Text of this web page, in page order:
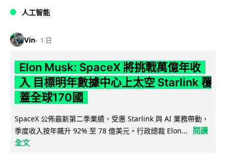
人工智能
Vin 1 日
Elon Musk: SpaceX 將挑戰萬億年收
入 目標明年數據中心上太空 Starlink 覆
蓋全球170國
SpaceX 公佈最新第二季業績，受惠 Starlink 與 AI 業務帶動，
季度收入按年飆升 92% 至 78 億美元。行政總裁 Elon...
閱讀
全文